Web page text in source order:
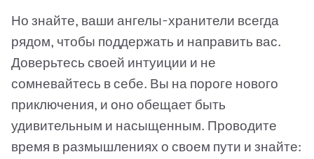
Но знайте, ваши ангелы-хранители всегда
рядом, чтобы поддержать и направить вас.
Доверьтесь своей интуиции и не
сомневайтесь в себе. Вы на пороге нового
приключения, и оно обещает быть
удивительным и насыщенным. Проводите
время в размышлениях о своем пути и знайте: